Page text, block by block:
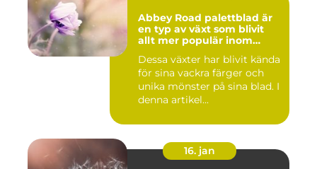
Abbey Road palettblad är
en typ av växt som blivit
allt mer populär inom
Dessa växter har blivit kända
för sina vackra färger och
unika mönster på sina blad. I
denna artikel...
16. jan